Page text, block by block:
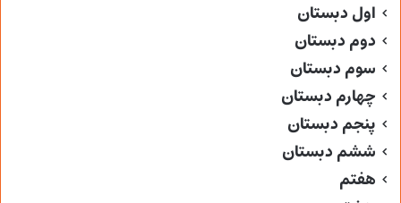
اول دبستان
دوم دبستان
سوم دبستان
چهارم دبستان
پنجم دبستان
ششم دبستان
هفتم